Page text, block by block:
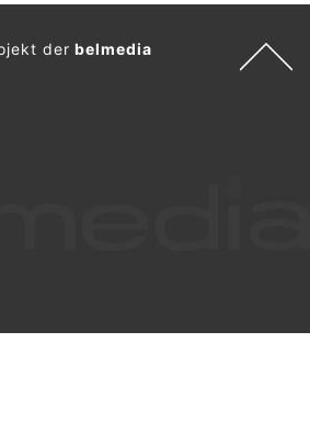
derbelmedia